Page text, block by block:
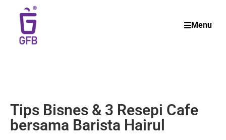
Menu
Tips Bisnes & 3 Resepi Cafe
bersama Barista Hairul